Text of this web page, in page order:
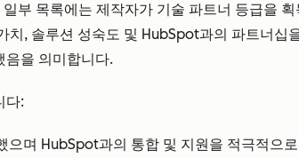
부 목록에는 제작자가 기술 파트너 등급을
치, 솔루션 성숙도 및 HubSpot과의 파트너십
음을 의미합니다.
다:
으며 HubSpot과의 통합 및 지원을 적극적으